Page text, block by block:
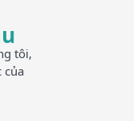
tôi,
của